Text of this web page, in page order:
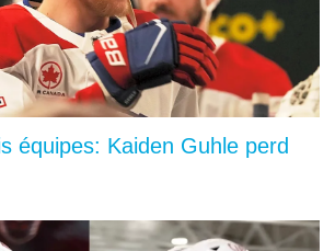
équipes: Kaiden Guhle perd